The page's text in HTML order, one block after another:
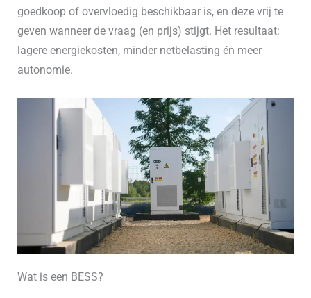
goedkoop of overvloedig beschikbaar is, en deze vrij te
geven wanneer de vraag (en prijs) stijgt. Het resultaat:
lagere energiekosten, minder netbelasting én meer
autonomie.
Wat is een BESS?